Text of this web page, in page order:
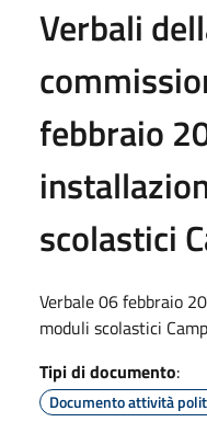
Verbali
febbraio
scolastici
Verbale 06 febbraio
moduli scolastici
Tipi di documento:
Documento attività